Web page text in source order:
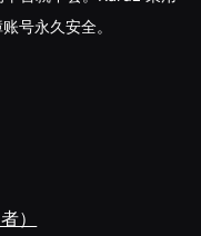
号永久安全。
）